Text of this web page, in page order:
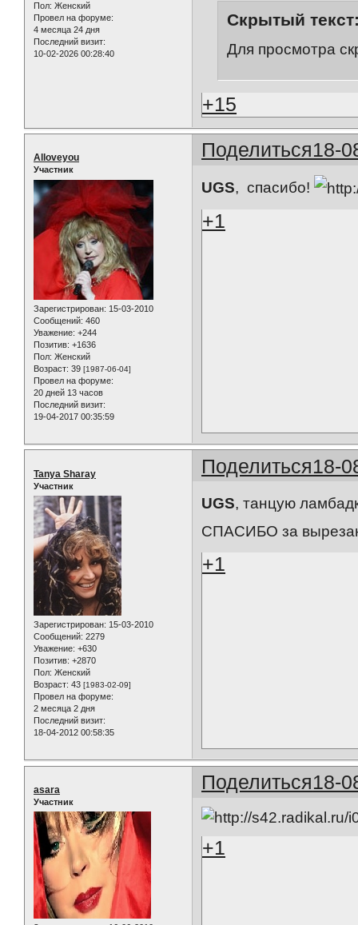
Пол: Женский
Провел на форуме:
4 месяца 24 дня
Последний визит:
10-02-2026 00:28:40
Скрытый
Для просмотра
+15
Поделиться18-
Alloveyou
Участник
Зарегистрирован: 15-03-2010
Сообщений: 460
Уважение: +244
Позитив: +1636
Пол: Женский
Возраст: 39 [1987-06-04]
Провел на форуме:
20 дней 13 часов
Последний визит:
19-04-2017 00:35:59
UGS, спасибо!
+1
Поделиться18-
Tanya Sharay
Участник
Зарегистрирован: 15-03-2010
Сообщений: 2279
Уважение: +630
Позитив: +2870
Пол: Женский
Возраст: 43 [1983-02-09]
Провел на форуме:
2 месяца 2 дня
Последний визит:
18-04-2012 00:58:35
UGS, танцую
СПАСИБО за
+1
Поделиться18-
asara
Участник
+1